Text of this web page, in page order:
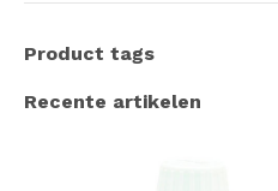
Product tags
Recente artikelen